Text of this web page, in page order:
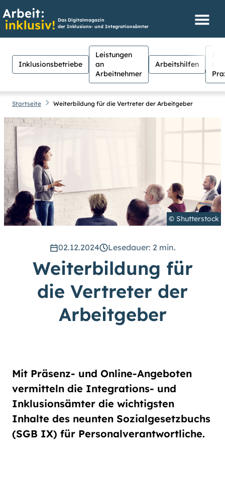
Das Digitalmagazin
der Inklusions- und Integrationsämter
Inklusionsbetriebe
Leistungen
an
Arbeitnehmer
Arbeitshilfen
Suche schließen
Hilfen
Für Menschen mit Sehschwäche
besteht hier die Möglichkeit, den
Kontrast stärker einzustellen.
(Klicken Sie dazu bei
Kontrastauf
hoch.) Für eine bessere Lesbarkeit
vergrößern. (Einfach bei
Schriftgrößedas Feld
groß
anwählen.)
Übrigens: Unsere Videos sind mit
Untertiteln versehen.
Animationen
an
aus
Startseite Weiterbildung für die Vertreter der Arbeitgeber
© Shutterstock
02.12.2024 Lesedauer: 2 min.
Weiterbildung für
die Vertreter der
Arbeitgeber
Mit Präsenz- und Online-Angeboten
vermitteln die Integrations- und
Inklusionsämter die wichtigsten
Inhalte des neunten Sozialgesetzbuchs
(SGB IX) für Personalverantwortliche.